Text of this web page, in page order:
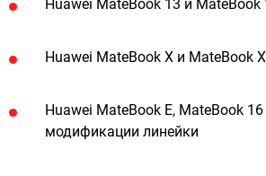
Huawei MateBook 13 и MateBook
Huawei MateBook X и MateBook
Huawei MateBook E, MateBook
модификации линейки